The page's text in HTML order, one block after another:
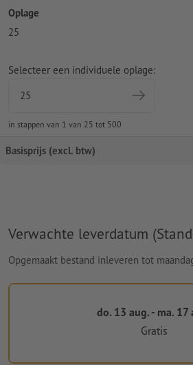
Oplage
25
Selecteer een individuele oplage:
in stappen van 1 van 25 tot 500
Basisprijs (excl. btw)
Verwachte leverdatum
Opgemaakt bestand inleveren tot
do. 13 aug. - ma. 17
Gratis